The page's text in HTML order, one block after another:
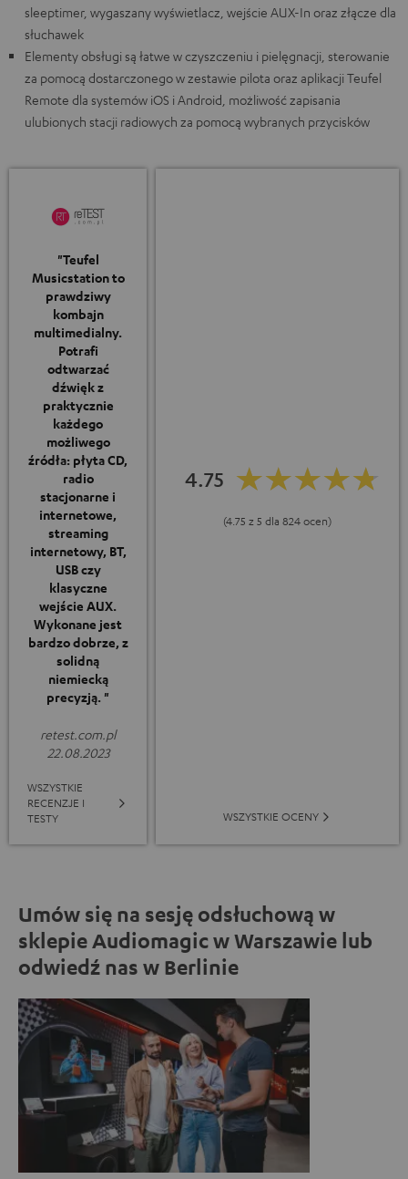
sleeptimer, wygaszany wyświetlacz, wejście AUX-In oraz złącze dla
słuchawek
Elementy obsługi są łatwe w czyszczeniu i pielęgnacji, sterowanie
za pomocą dostarczonego w zestawie pilota oraz aplikacji Teufel
Remote dla systemów iOS i Android, możliwość zapisania
ulubionych stacji radiowych za pomocą wybranych przycisków
"Teufel
Musicstation to
prawdziwy
kombajn
multimedialny.
Potrafi
odtwarzać
dźwięk z
praktycznie
każdego
możliwego
źródła: płyta CD,
radio
stacjonarne i
internetowe,
streaming
internetowy, BT,
USB czy
klasyczne
wejście AUX.
Wykonane jest
bardzo dobrze, z
solidną
niemiecką
precyzją. "
retest.com.pl
22.08.2023
WSZYSTKIE
RECENZJE I
TESTY
4.75
(4.75 z 5 dla 824 ocen)
WSZYSTKIE OCENY
Umów się na sesję odsłuchową w
sklepie Audiomagic w Warszawie lub
odwiedź nas w Berlinie